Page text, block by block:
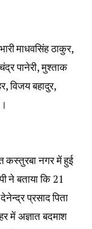
माधवसिंह ठाकुर,
पानेरी, मुश्ताक
विजय बहादुर,
कस्तुरबा नगर में हुई
ने बताया कि 21
प्रसाद पिता
में अज्ञात बदमाश